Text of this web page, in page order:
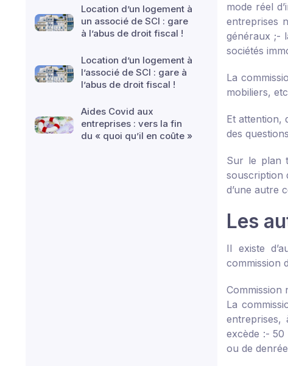
Location d’un logement à
un associé de SCI : gare
à l’abus de droit fiscal !
Location d’un logement à
l’associé de SCI : gare à
l’abus de droit fiscal !
Aides Covid aux
entreprises : vers la fin
du « quoi qu’il en coûte »
mode réel
entreprises
généraux ;-
sociétés
La
mobiliers,
Et attention,
des
Sur le plan
souscription
d’une autre
Les
Il existe
commission
Commission
La
entreprises,
excède :- 50
ou de